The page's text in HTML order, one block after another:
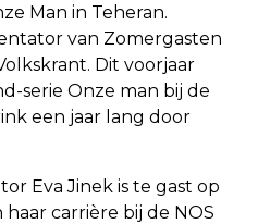
Man in Teheran.
van Zomergasten
Dit voorjaar
serie Onze man bij de
een jaar lang door
Eva Jinek is te gast op
carrière bij de NOS